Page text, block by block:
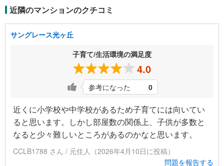
近隣のマンションのクチコミ
サングレース光ヶ丘
子育て/生活環境の満足度
4.0
参考になった 0
近くに小学校や中学校があるため子育てには向いてい
ると思います。しかし部屋数の関係上、子供が多数と
なると少々難しいところがあるのかなと思います。
CCLB1788 さん / 元住人（2026年4月10日に投稿）
問題を報告する